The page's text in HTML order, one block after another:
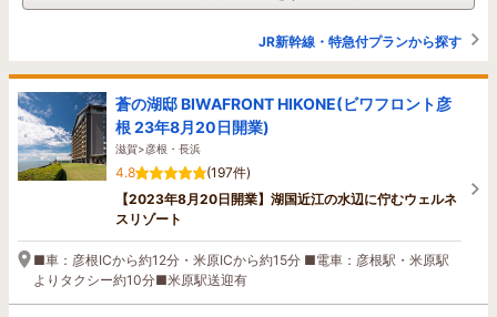
JR新幹線・特急付プランから探す
蒼の湖邸 BIWAFRONT HIKONE(ビワフロント彦
根 23年8月20日開業)
滋賀>彦根・長浜
4.8
(197件)
【2023年8月20日開業】湖国近江の水辺に佇むウェルネ
スリゾート
■車：彦根ICから約12分・米原ICから約15分 ■電車：彦根駅・米原駅
よりタクシー約10分■米原駅送迎有